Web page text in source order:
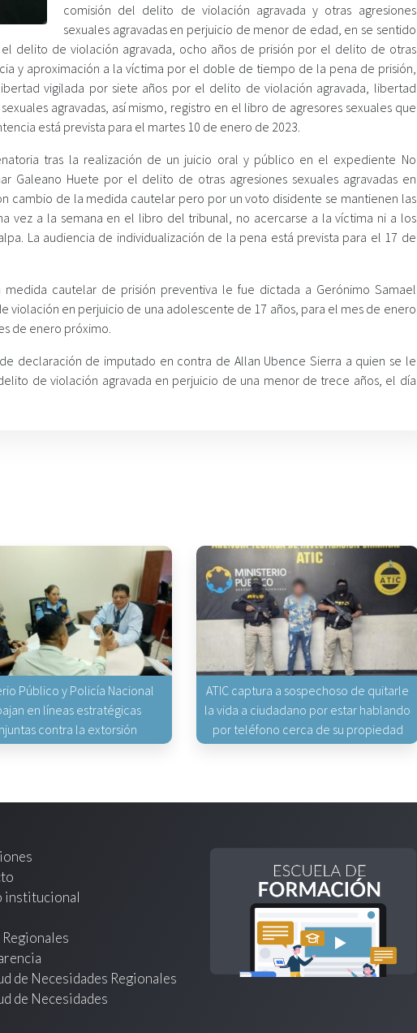
comisión del delito de violación agravada y otras agresiones
sexuales agravadas en perjuicio de menor de edad, en se sentido
delito de violación agravada, ocho años de prisión por el delito de otras
y aproximación a la víctima por el doble de tiempo de la pena de prisión,
vigilada por siete años por el delito de violación agravada, libertad
agravadas, así mismo, registro en el libro de agresores sexuales que
está prevista para el martes 10 de enero de 2023.
tras la realización de un juicio oral y público en el expediente No
Galeano Huete por el delito de otras agresiones sexuales agravadas en
cambio de la medida cautelar pero por un voto disidente se mantienen las
vez a la semana en el libro del tribunal, no acercarse a la víctima ni a los
La audiencia de individualización de la pena está prevista para el 17 de
cautelar de prisión preventiva le fue dictada a Gerónimo Samael
violación en perjuicio de una adolescente de 17 años, para el mes de enero
de enero próximo.
declaración de imputado en contra de Allan Ubence Sierra a quien se le
de violación agravada en perjuicio de una menor de trece años, el día
Público y Policía Nacional
en líneas estratégicas
contra la extorsión
ATIC captura a sospechoso de quitarle
la vida a ciudadano por estar hablando
por teléfono cerca de su propiedad
institucional
de Necesidades Regionales
de Necesidades